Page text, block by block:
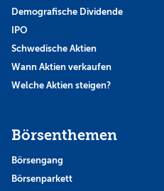
Demografische Dividende
IPO
Schwedische Aktien
Wann Aktien verkaufen
Welche Aktien steigen?
Börsenthemen
Börsengang
Börsenparkett